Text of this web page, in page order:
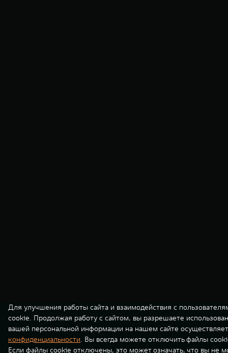
Для улучшения работы сайта и взаимодействия с
cookie. Продолжая работу с сайтом, вы разрешаете
вашей персональной информации на нашем сайте
конфиденциальности. Вы всегда можете отключить файлы
Если файлы cookie отключены, это может означать, что вы не